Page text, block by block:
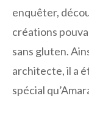
enquêter,
créations
sans gluten.
architecte, il a
spécial